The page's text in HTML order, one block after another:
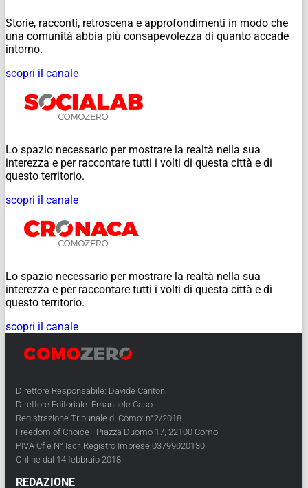
Storie, racconti, retroscena e approfondimenti in modo che
una comunità abbia più consapevolezza di quanto accade
intorno.
scopri il canale
Lo spazio necessario per mostrare la realtà nella sua
interezza e per raccontare tutti i volti di questa città e di
questo territorio.
scopri il canale
Lo spazio necessario per mostrare la realtà nella sua
interezza e per raccontare tutti i volti di questa città e di
questo territorio.
scopri il canale
Direttore Responsabile: Davide Cantoni
Direttore Editoriale: Emanuele Caso
Registrazione Tribunale di Como: n°2/2018
Freedom of Choice - Piazza Duomo 17, 22100 Como
PIVA Cf e N° Iscr. Registro Imprese 03799020130
Online dal 14 febbraio 2018
REDAZIONE